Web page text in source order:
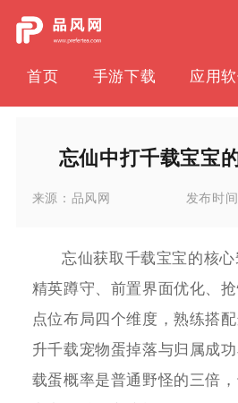
首页 手游下载 应用
忘仙中打千载宝宝
来源： 品风网 发布时间
忘仙获取千载宝宝的核
精英蹲守、前置界面优化、
点位布局四个维度，熟练搭
升千载宠物蛋掉落与归属成
载蛋概率是普通野怪的三倍